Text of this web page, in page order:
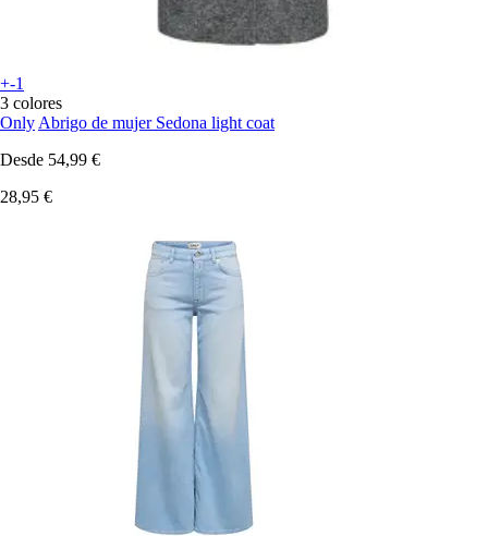
+-1
3 colores
Only Abrigo de mujer Sedona light coat
Desde 54,99 €
28,95 €